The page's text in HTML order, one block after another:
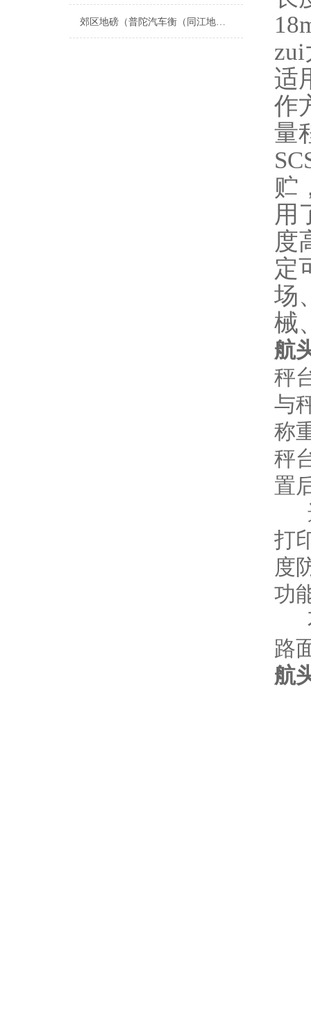
郊区地磅（普陀汽车衡（同江地磅）虹口汽车衡）富锦地磅维修
zui
适
作
量
贮
用
度
定
场
械
航
秤
与
称
秤
置
打
度
功
路
航